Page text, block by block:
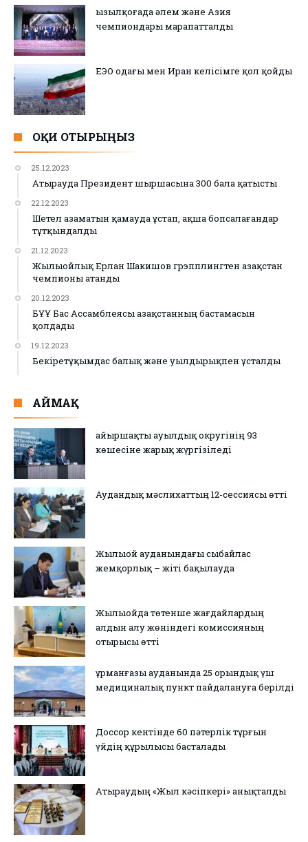
Қызылқоғада әлем және Азия
чемпиондары марапатталды
ЕЭО одағы мен Иран келісімге қол қойды
ОҚИ ОТЫРЫҢЫЗ
25.12.2023
Атырауда Президент шыршасына 300 бала қатысты
22.12.2023
Шетел азаматын қамауда ұстап, ақша бопсалағандар
тұтқындалды
21.12.2023
Жылыойлық Ерлан Шакишов грэпплингтен Қазақстан
чемпионы атанды
20.12.2023
БҰҰ Бас Ассамблеясы Қазақстанның бастамасын
қолдады
19.12.2023
Бекіретұқымдас балық және уылдырықпен ұсталды
АЙМАҚ
Қайыршақты ауылдық округінің 93
көшесіне жарық жүргізіледі
Аудандық мәслихаттың 12-сессиясы өтті
Жылыой ауданындағы сыбайлас
жемқорлық – жіті бақылауда
Жылыойда төтенше жағдайлардың
алдын алу жөніндегі комиссияның
отырысы өтті
Құрманғазы ауданында 25 орындық үш
медициналық пункт пайдалануға берілді
Доссор кентінде 60 пәтерлік тұрғын
үйдің құрылысы басталады
Атыраудың «Жыл кәсіпкері» анықталды